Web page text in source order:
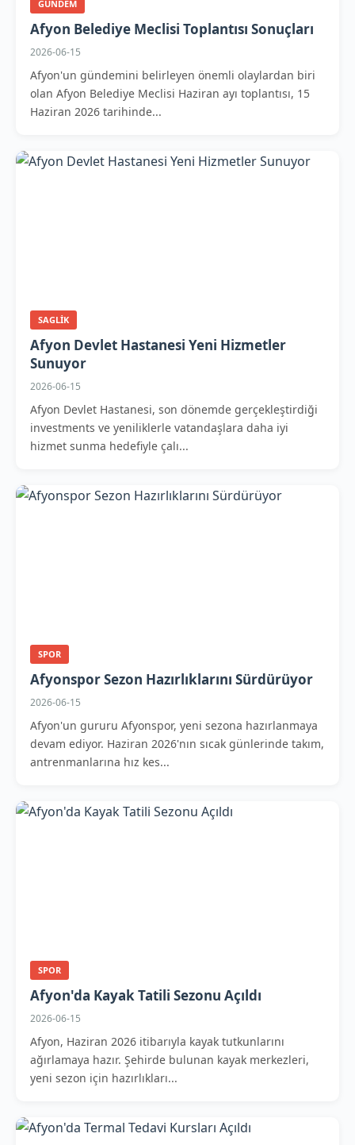
GUNDEM
Afyon Belediye Meclisi Toplantısı Sonuçları
2026-06-15
Afyon'un gündemini belirleyen önemli olaylardan biri
olan Afyon Belediye Meclisi Haziran ayı toplantısı, 15
Haziran 2026 tarihinde...
SAGLIK
Afyon Devlet Hastanesi Yeni Hizmetler
Sunuyor
2026-06-15
Afyon Devlet Hastanesi, son dönemde gerçekleştirdiği
investments ve yeniliklerle vatandaşlara daha iyi
hizmet sunma hedefiyle çalı...
SPOR
Afyonspor Sezon Hazırlıklarını Sürdürüyor
2026-06-15
Afyon'un gururu Afyonspor, yeni sezona hazırlanmaya
devam ediyor. Haziran 2026'nın sıcak günlerinde takım,
antrenmanlarına hız kes...
SPOR
Afyon'da Kayak Tatili Sezonu Açıldı
2026-06-15
Afyon, Haziran 2026 itibarıyla kayak tutkunlarını
ağırlamaya hazır. Şehirde bulunan kayak merkezleri,
yeni sezon için hazırlıkları...